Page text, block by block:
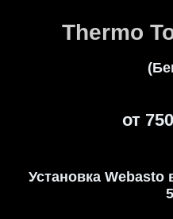
Thermo
от
Установка Webasto